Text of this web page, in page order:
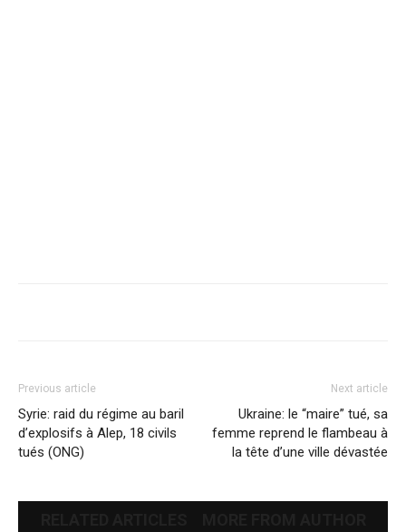
Previous article
Syrie: raid du régime au baril
d’explosifs à Alep, 18 civils
tués (ONG)
Next article
Ukraine: le “maire” tué, sa
femme reprend le flambeau à
la tête d’une ville dévastée